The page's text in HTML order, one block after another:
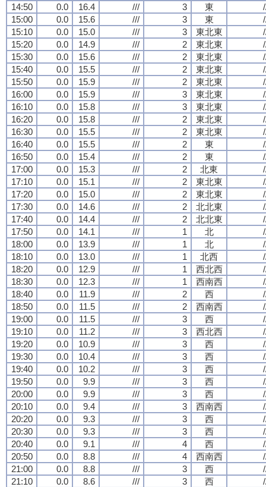
14:50 0.0 16.4 /// 3 東
15:00
0.0 15.6 /// 3 東
15:10
0.0 15.0 /// 3 東北東
15:20
0.0 14.9 /// 2 東北東
15:30
0.0 15.6 /// 2 東北東
15:40
0.0 15.5 /// 2 東北東
15:50
0.0 15.9 /// 2 東北東
16:00
0.0 15.9 /// 3 東北東
16:10
0.0 15.8 /// 3 東北東
16:20
0.0 15.8 /// 2 東北東
16:30
0.0 15.5 /// 2 東北東
16:40
0.0 15.5 /// 2 東
16:50
0.0 15.4 /// 2 東
17:00
0.0 15.3 /// 2 北東
17:10
0.0 15.1 /// 2 東北東
17:20
0.0 15.0 /// 2 東北東
17:30
0.0 14.6 /// 2 北北東
17:40
0.0 14.4 /// 2 北北東
17:50
0.0 14.1 /// 1 北
18:00
0.0 13.9 /// 1 北
18:10
0.0 13.0 /// 1 北西
18:20
0.0 12.9 /// 1 西北西
18:30
0.0 12.3 /// 1 西南西
18:40
0.0 11.9 /// 2 西
18:50
0.0 11.5 /// 2 西南西
19:00
0.0 11.5 /// 3 西
19:10
0.0 11.2 /// 3 西北西
19:20
0.0 10.9 /// 3 西
19:30
0.0 10.4 /// 3 西
19:40
0.0 10.2 /// 3 西
19:50
0.0 9.9 /// 3 西
20:00
0.0 9.9 /// 3 西
20:10
0.0 9.4 /// 3 西南西
20:20
0.0 9.3 /// 3 西
20:30
0.0 9.3 /// 3 西
20:40
0.0 9.1 /// 4 西
20:50
0.0 8.8 /// 4 西南西
21:00
0.0 8.8 /// 3 西
21:10
0.0 8.6 /// 3 西